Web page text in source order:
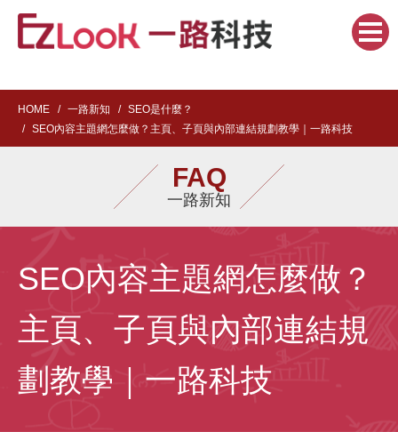
HOME 一路新知
SEO是什麼？
SEO內容主題網怎麼做？主頁、子頁與內部連結規劃教學｜一路科技
FAQ
一路新知
SEO內容主題網怎麼做？
主頁、子頁與內部連結規
劃教學｜一路科技